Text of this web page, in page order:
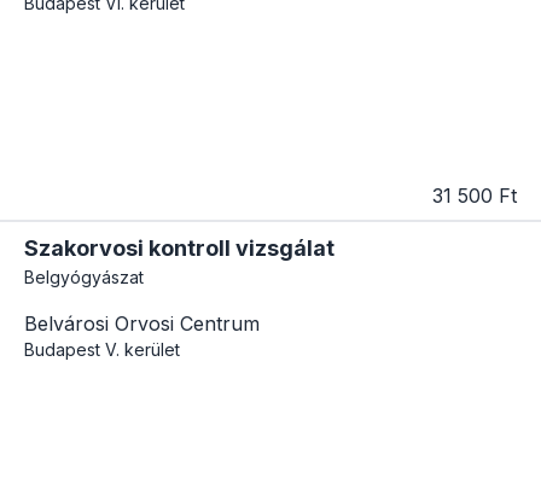
31 500 Ft
Szakorvosi kontroll vizsgálat
Belgyógyászat
Belvárosi Orvosi Centrum
Budapest V. kerület